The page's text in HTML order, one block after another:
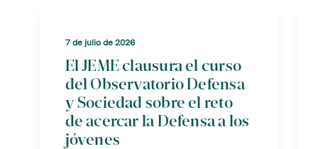
7 de julio de 2026
El JEME clausura el curso
del Observatorio Defensa
y Sociedad sobre el reto
de acercar la Defensa a los
jóvenes